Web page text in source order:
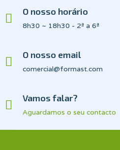
O nosso horário
8h30 ~ 18h30 - 2ª a 6ª
O nosso email
comercial@formast.com
Vamos falar?
Aguardamos o seu contacto